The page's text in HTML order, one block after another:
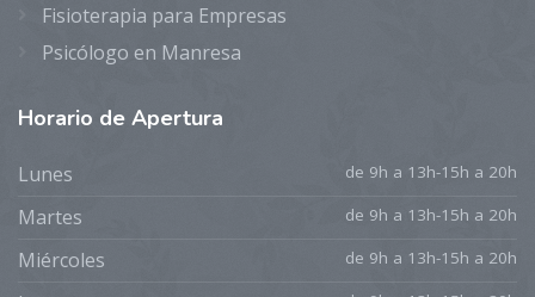
Fisioterapia para Empresas
Psicólogo en Manresa
Horario de Apertura
Lunes de 9h a 13h-15h a 20h
Martes de 9h a 13h-15h a 20h
Miércoles de 9h a 13h-15h a 20h